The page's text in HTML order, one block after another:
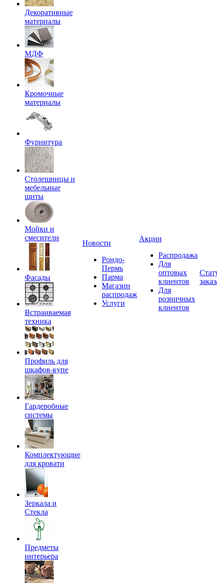
Декоративные
материалы
МДФ
Кромочные
материалы
Фурнитура
Столешницы и
мебельные
щиты
Мойки и
смесители
Фасады
Встраиваемая
техника
Профиль для
шкафов-купе
Гардеробные
системы
Комплектующие
для кровати
Зеркала и
Стекла
Предметы
интерьера
Новости
Рондо-
Пермь
Парма
Магазин
распродаж
Услуги
Акции
Распродажа
Для
оптовых
клиентов
Для
розничных
клиентов